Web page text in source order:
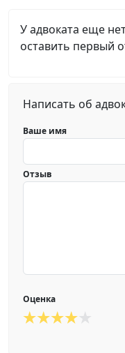
У адвоката еще
оставить первый
Написать об
Ваше имя
Отзыв
Оценка